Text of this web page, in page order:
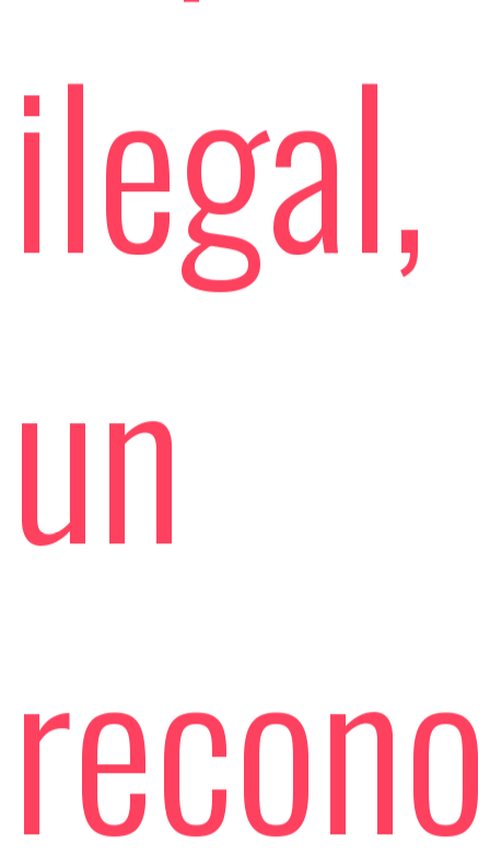
ilegal,
un